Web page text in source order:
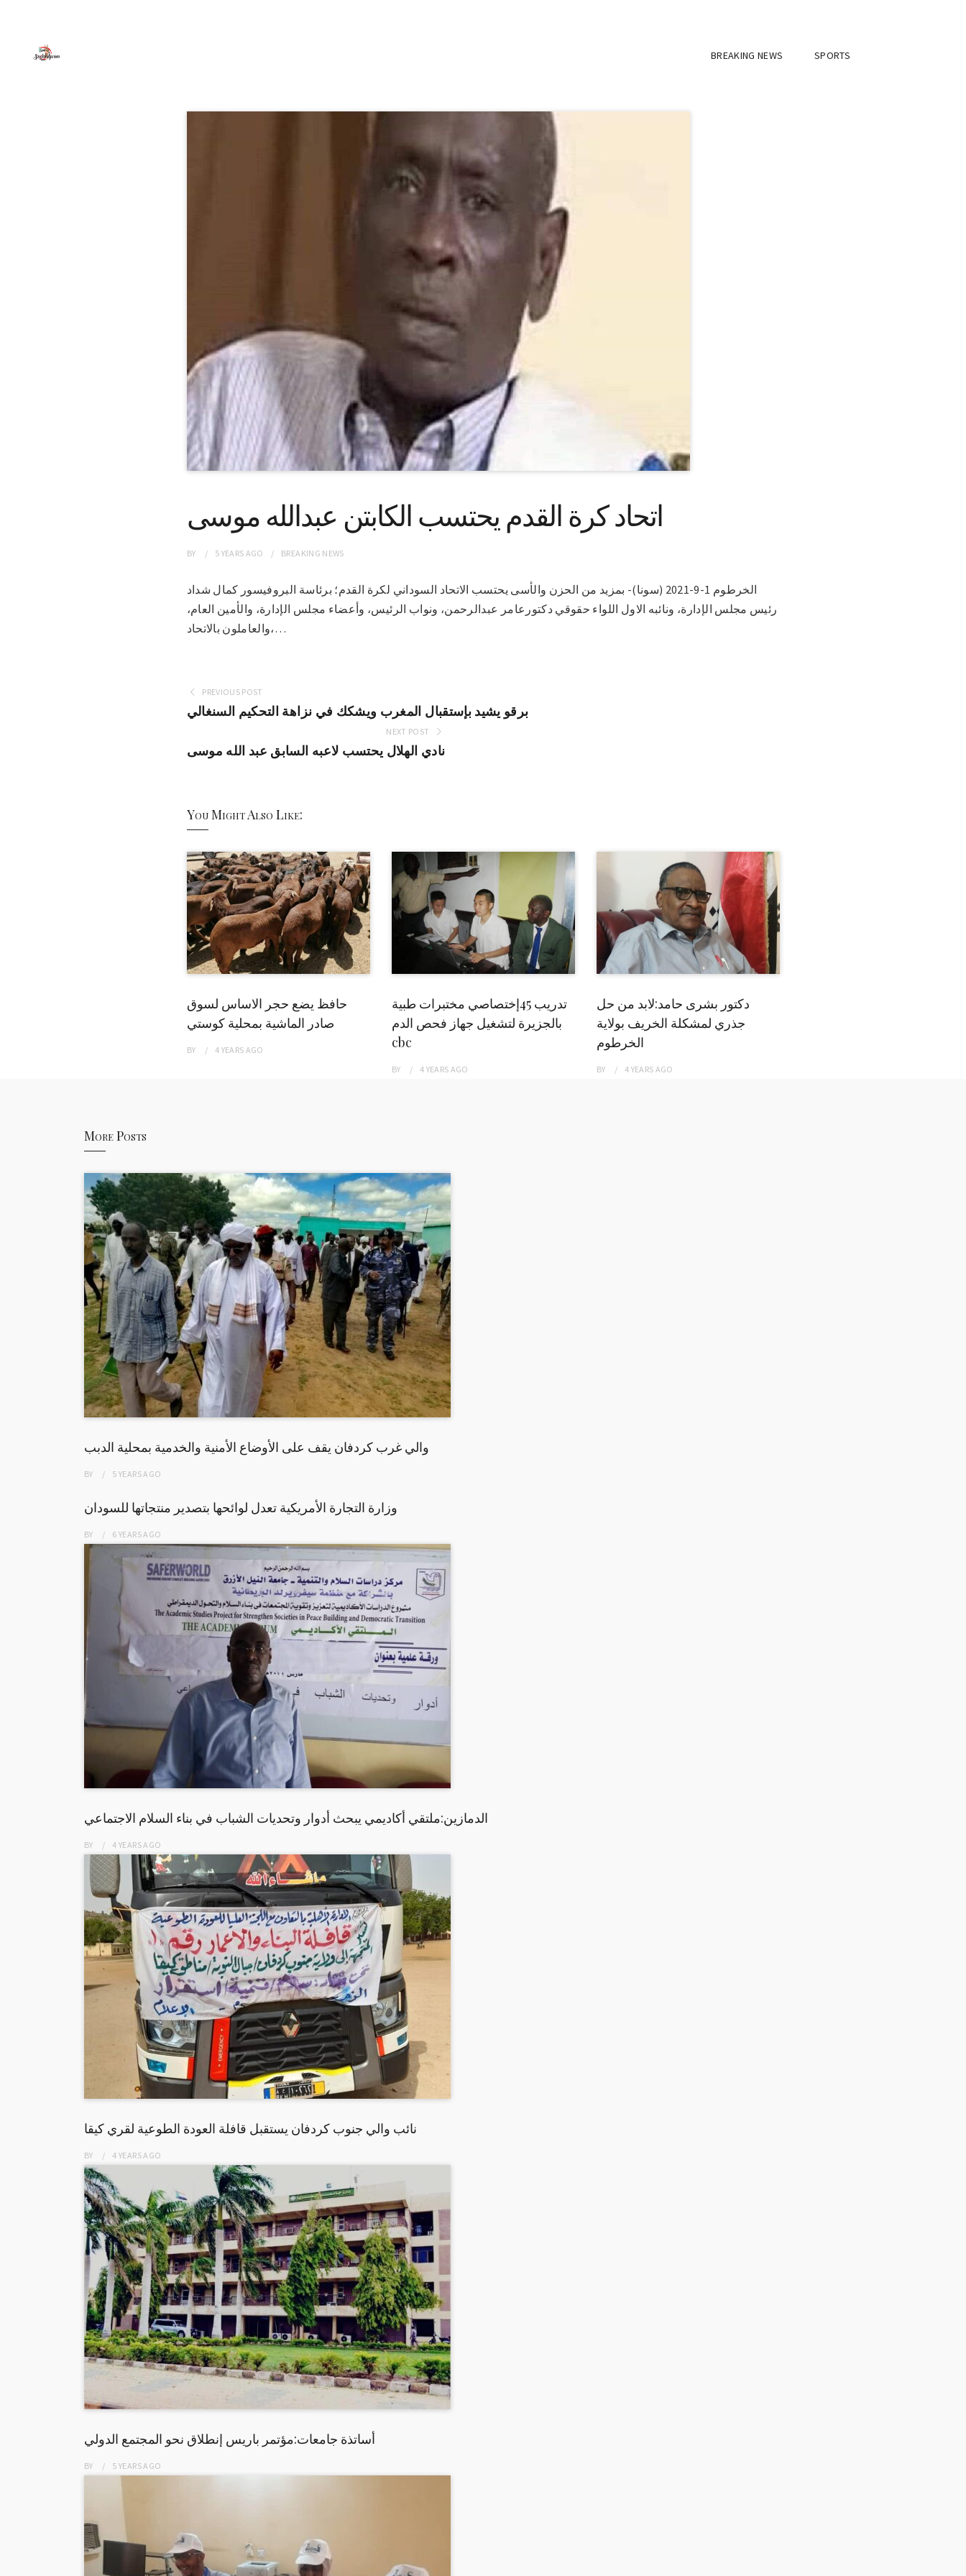
BREAKING NEWS SPORTS
اتحاد كرة القدم يحتسب الكابتن عبدالله موسى
BY 5 YEARS AGO BREAKING NEWS
الخرطوم 1-9-2021 (سونا)- بمزيد من الحزن والأسى يحتسب الاتحاد السوداني لكرة القدم؛ برئاسة البروفيسور كمال شداد
رئيس مجلس الإدارة، ونائبه الاول اللواء حقوقي دكتورعامر عبدالرحمن، ونواب الرئيس، وأعضاء مجلس الإدارة، والأمين العام،
والعاملون بالاتحاد،…
PREVIOUS POST
برقو يشيد بإستقبال المغرب ويشكك في نزاهة التحكيم السنغالي
NEXT POST
نادي الهلال يحتسب لاعبه السابق عبد الله موسى
You Might Also Like:
حافظ يضع حجر الاساس لسوق
صادر الماشية بمحلية كوستي
BY 4 YEARS AGO
تدريب 45إختصاصي مختبرات طبية
بالجزيرة لتشغيل جهاز فحص الدم
cbc
BY 4 YEARS AGO
دكتور بشرى حامد:لابد من حل
جذري لمشكلة الخريف بولاية
الخرطوم
BY 4 YEARS AGO
More Posts
والي غرب كردفان يقف على الأوضاع الأمنية والخدمية بمحلية الدبب
BY 5 YEARSAGO
وزارة التجارة الأمريكية تعدل لوائحها بتصدير منتجاتها للسودان
BY 6 YEARSAGO
الدمازين:ملتقي أكاديمي يبحث أدوار وتحديات الشباب في بناء السلام الاجتماعي
BY 4 YEARSAGO
نائب والي جنوب كردفان يستقبل قافلة العودة الطوعية لقري كيقا
BY 4 YEARSAGO
أساتذة جامعات:مؤتمر باريس إنطلاق نحو المجتمع الدولي
BY 5 YEARSAGO